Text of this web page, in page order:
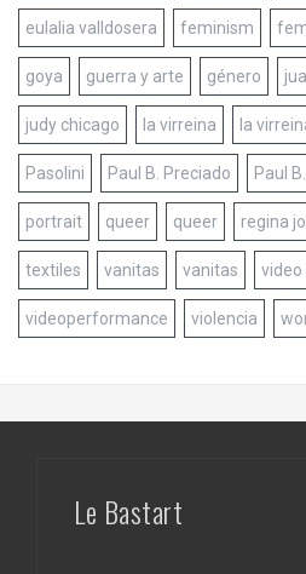
eulalia valldosera feminism
goya guerra y arte género
judy chicago la virreina la
Pasolini Paul B. Preciado Paul
portrait queer queer regina
textiles vanitas vanitas video
videoperformance violencia
Le Bastart